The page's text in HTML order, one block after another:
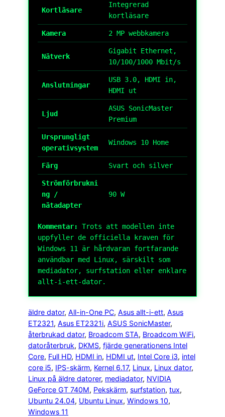
Kortläsare
Integrerad
kortläsare
Kamera 2 MP webbkamera
Nätverk
Gigabit Ethernet,
10/100/1000 Mbit/s
Anslutningar
USB 3.0, HDMI in,
HDMI ut
Ljud
ASUS SonicMaster
Premium
Ursprungligt
operativsystem
Windows 10 Home
Färg Svart och silver
Strömförbrukni
ng /
nätadapter
90 W
Kommentar:
Trots att modellen inte
uppfyller de officiella kraven för
Windows 11 är hårdvaran fortfarande
användbar med Linux, särskilt som
mediadator, surfstation eller enklare
allt-i-ett-dator.
äldre dator, All-in-One PC, Asus allt-i-ett, Asus
ET2321, Asus ET2321i, ASUS SonicMaster
återbrukad dator, Broadcom STA, Broadcom WiFi
datoråterbruk, DKMS, fjärde generationens Intel
Core, Full HD, HDMI in, HDMI ut, Intel Core i3, intel
core i5, IPS-skärm, Kernel 6.17, Linux, Linux dator
Linux på äldre datorer, mediadator, NVIDIA
GeForce GT 740M, Pekskärm, surfstation, tux
Ubuntu 24.04, Ubuntu Linux, Windows 10
Windows 11